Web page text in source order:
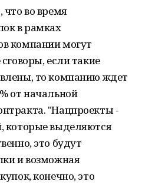
во время
в рамках
компании могут
если такие
то компанию ждет
от начальной
"Нацпроекты -
которые выделяются
это будут
и возможная
конечно, это